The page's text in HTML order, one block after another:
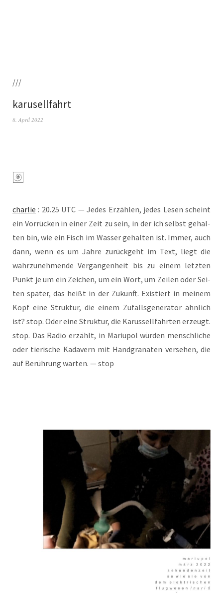
///
karusellfahrt
8. April 2022
char­lie : 20.25 UTC — Jedes Erzäh­len, jedes Lesen scheint
ein Vor­rü­cken in einer Zeit zu sein, in der ich selbst gehal­
ten bin, wie ein Fisch im Was­ser gehal­ten ist. Immer, auch
dann, wenn es um Jah­re zurück­geht im Text, liegt die
wahr­zu­neh­men­de Ver­gan­gen­heit bis zu einem letz­ten
Punkt je um ein Zei­chen, um ein Wort, um Zei­len oder Sei­
ten spä­ter, das heißt in der Zukunft. Exis­tiert in mei­nem
Kopf eine Struk­tur, die einem Zufalls­ge­nera­tor ähn­lich
ist? stop. Oder eine Struk­tur, die Karus­sell­fahr­ten erzeugt.
stop. Das Radio erzählt, in Mariu­pol wür­den mensch­li­che
oder tie­ri­sche Kada­vern mit Hand­gra­na­ten ver­se­hen, die
auf Berüh­rung war­ten. — stop